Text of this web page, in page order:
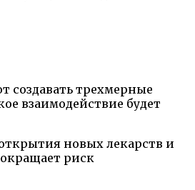
создавать трехмерные
взаимодействие будет
новых лекарств и
риск